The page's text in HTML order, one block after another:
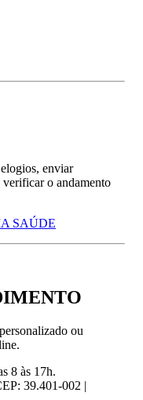
enviar
verificar o andamento
SAÚDE
ou
8 às 17h.
39.401-002 |